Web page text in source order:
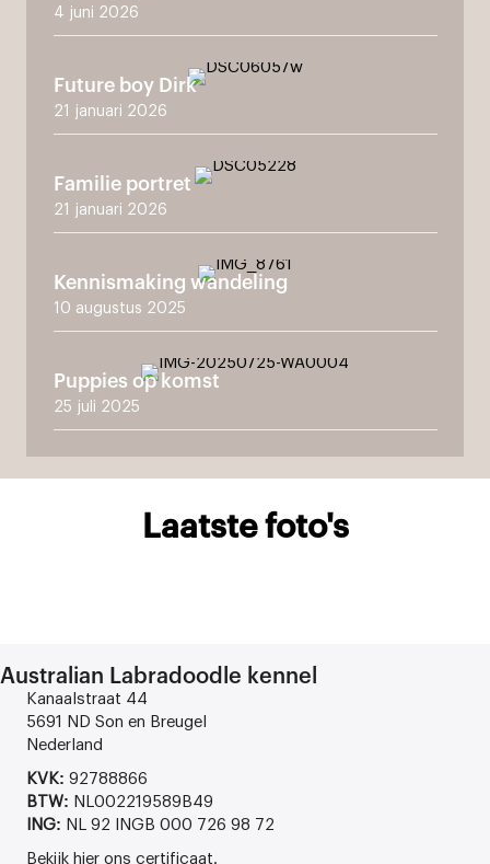
4 juni 2026
Future boy Dirk
21 januari 2026
Familie portret
21 januari 2026
Kennismaking wandeling
10 augustus 2025
Puppies op komst
25 juli 2025
Laatste foto's
Australian Labradoodle kennel
Kanaalstraat 44
5691 ND Son en Breugel
Nederland
KVK: 92788866
BTW: NL002219589B49
ING: NL 92 INGB 000 726 98 72
Bekijk hier ons certificaat.